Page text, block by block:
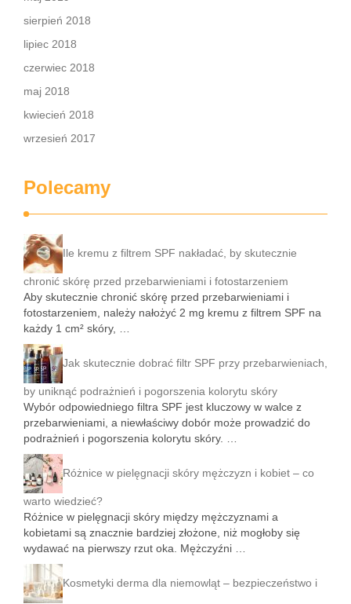
sierpień 2018
lipiec 2018
czerwiec 2018
maj 2018
kwiecień 2018
wrzesień 2017
Polecamy
Ile kremu z filtrem SPF nakładać, by skutecznie
chronić skórę przed przebarwieniami i fotostarzeniem
Aby skutecznie chronić skórę przed przebarwieniami i
fotostarzeniem, należy nałożyć 2 mg kremu z filtrem SPF na
każdy 1 cm² skóry, …
Jak skutecznie dobrać filtr SPF przy przebarwieniach,
by uniknąć podrażnień i pogorszenia kolorytu skóry
Wybór odpowiedniego filtra SPF jest kluczowy w walce z
przebarwieniami, a niewłaściwy dobór może prowadzić do
podrażnień i pogorszenia kolorytu skóry. …
Różnice w pielęgnacji skóry mężczyzn i kobiet – co
warto wiedzieć?
Różnice w pielęgnacji skóry między mężczyznami a
kobietami są znacznie bardziej złożone, niż mogłoby się
wydawać na pierwszy rzut oka. Mężczyźni …
Kosmetyki derma dla niemowląt – bezpieczeństwo i